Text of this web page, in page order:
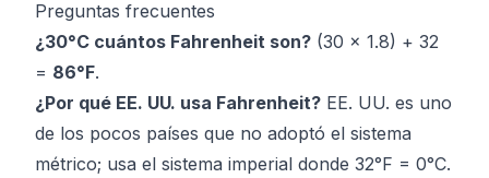
Preguntas frecuentes
¿30°C cuántos Fahrenheit son? (30 × 1.8) + 32
= 86°F.
¿Por qué EE. UU. usa Fahrenheit? EE. UU. es uno
de los pocos países que no adoptó el sistema
métrico; usa el sistema imperial donde 32°F = 0°C.